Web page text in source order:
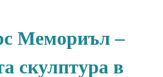
Мемориъл –
скулптура в